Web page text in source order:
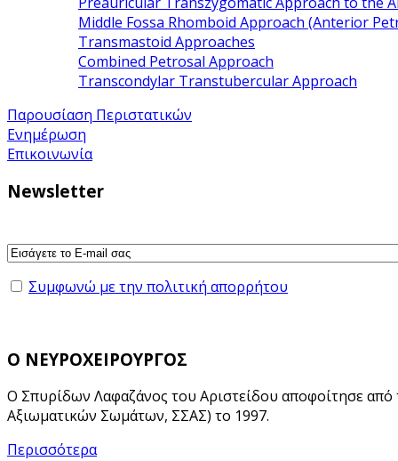
Middle Fossa Rhomboid Approach (Anterior
Transmastoid Approaches
Combined Petrosal Approach
Transcondylar Transtubercular Approach
Παρουσίαση Περιστατικών
Ενημέρωση
Επικοινωνία
Newsletter
Συμφωνώ με την πολιτική απορρήτου
Ο ΝΕΥΡΟΧΕΙΡΟΥΡΓΟΣ
Ο Σπυρίδων Λαφαζάνος του Αριστείδου αποφοίτησε από
Αξιωματικών Σωμάτων, ΣΣΑΣ) το 1997.
Περισσότερα